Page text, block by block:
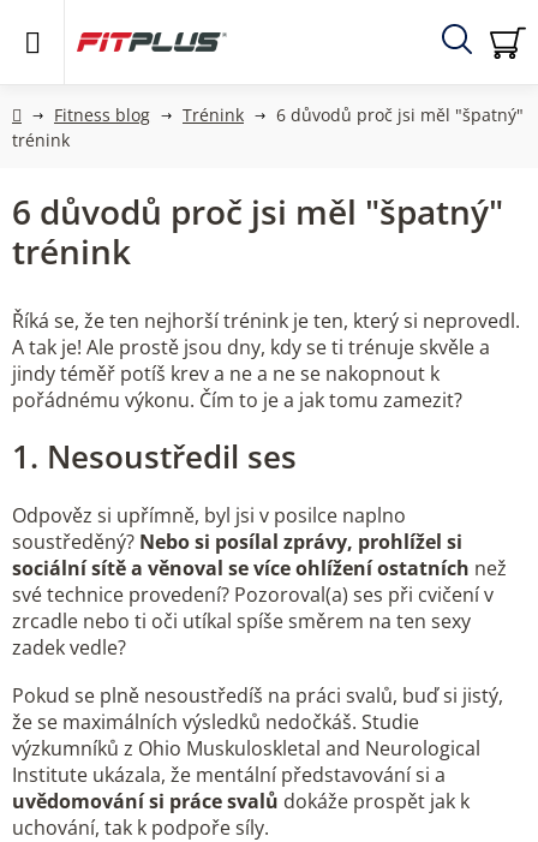
Hledat
DomůFitness blog Trénink
6 důvodů proč jsi měl "špatný"
trénink
6 důvodů proč jsi měl "špatný"
trénink
Říká se, že ten nejhorší trénink je ten, který si neprovedl.
A tak je! Ale prostě jsou dny, kdy se ti trénuje skvěle a
jindy téměř potíš krev a ne a ne se nakopnout k
pořádnému výkonu. Čím to je a jak tomu zamezit?
1. Nesoustředil ses
Odpověz si upřímně, byl jsi v posilce naplno
soustředěný? Nebo si posílal zprávy, prohlížel si
sociální sítě a věnoval se více ohlížení ostatních než
své technice provedení? Pozoroval(a) ses při cvičení v
zrcadle nebo ti oči utíkal spíše směrem na ten sexy
zadek vedle?
Pokud se plně nesoustředíš na práci svalů, buď si jistý,
že se maximálních výsledků nedočkáš. Studie
výzkumníků z Ohio Muskuloskletal and Neurological
Institute ukázala, že mentální představování si a
uvědomování si práce svalů dokáže prospět jak k
uchování, tak k podpoře síly.